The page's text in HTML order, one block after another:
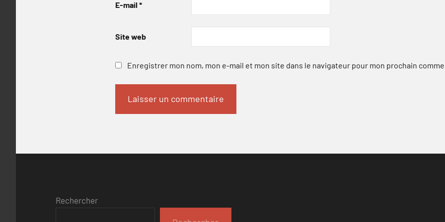
E-mail *
Site web
Enregistrer mon nom, mon e-mail et mon site dans le navigateur pour mon prochain
Rechercher